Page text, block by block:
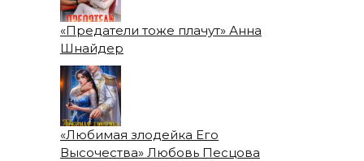
«Предатели тоже плачут» Анна
Шнайдер
«Любимая злодейка Его
Высочества» Любовь Песцова